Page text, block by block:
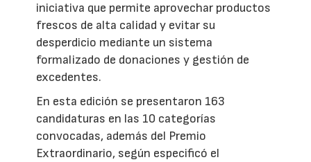
iniciativa que permite aprovechar productos
frescos de alta calidad y evitar su
desperdicio mediante un sistema
formalizado de donaciones y gestión de
excedentes.
En esta edición se presentaron 163
candidaturas en las 10 categorías
convocadas, además del Premio
Extraordinario, según especificó el